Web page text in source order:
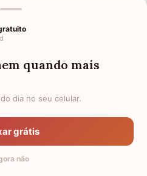
FRASES DE LUTO PARA UM
FRASES E MENSAGENS DE
4 ANOS DE FALECIMENTO
CATEGORIAS
quando mais
dia no seu celular.
grátis
não